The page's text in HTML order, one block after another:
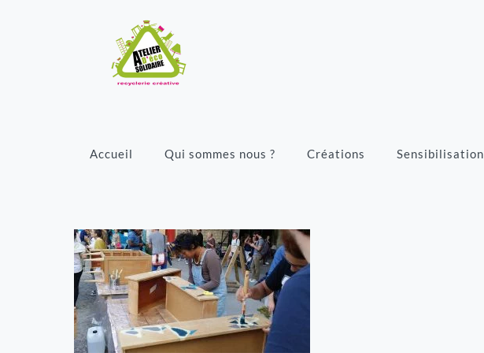
Accueil Qui sommes nous ? Créations Sensibilisation